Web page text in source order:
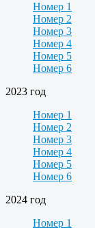
Номер 1
Номер 2
Номер 3
Номер 4
Номер 5
Номер 6
2023 год
Номер 1
Номер 2
Номер 3
Номер 4
Номер 5
Номер 6
2024 год
Номер 1